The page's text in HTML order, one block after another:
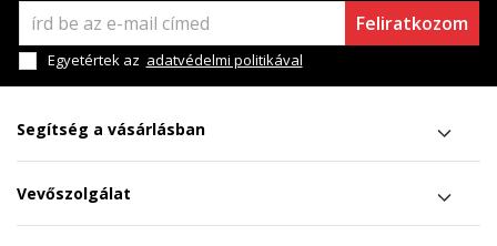
Feliratkozom
Egyetértek az adatvédelmi politikával
Segítség a vásárlásban
Vevőszolgálat